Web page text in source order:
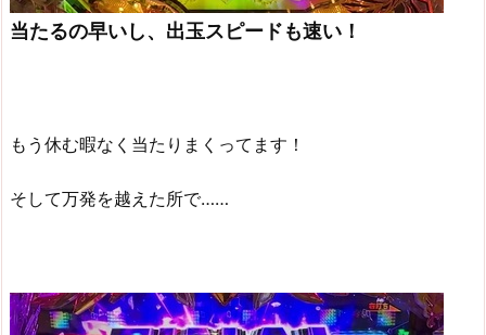
当たるの早いし、出玉スピードも速い！
もう休む暇なく当たりまくってます！
そして万発を越えた所で……